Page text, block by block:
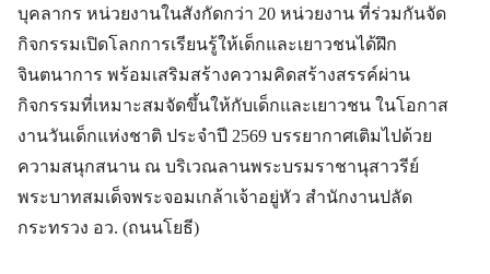
บุคลากร หน่วยงานในสังกัดกว่า 20 หน่วยงาน ที่ร่วมกันจัด
กิจกรรมเปิดโลกการเรียนรู้ให้เด็กและเยาวชนได้ฝึก
จินตนาการ พร้อมเสริมสร้างความคิดสร้างสรรค์ผ่าน
กิจกรรมที่เหมาะสมจัดขึ้นให้กับเด็กและเยาวชน ในโอกาส
งานวันเด็กแห่งชาติ ประจำปี 2569 บรรยากาศเติมไปด้วย
ความสนุกสนาน ณ บริเวณลานพระบรมราชานุสาวรีย์
พระบาทสมเด็จพระจอมเกล้าเจ้าอยู่หัว สำนักงานปลัด
กระทรวง อว. (ถนนโยธี)